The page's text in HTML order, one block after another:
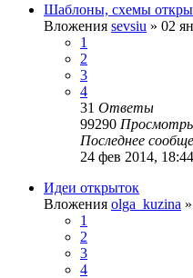
Шаблоны, схемы
Вложения sevsiu » 02
1
2
3
4
31 Ответы
99290
Последнее
24 фев 2014, 18:44
Идеи открыток
Вложения olga_kuzina
1
2
3
4